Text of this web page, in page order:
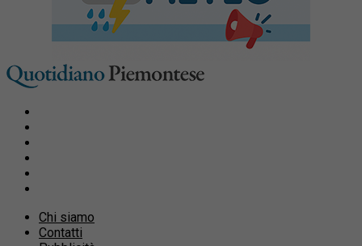
Chi siamo
Contatti